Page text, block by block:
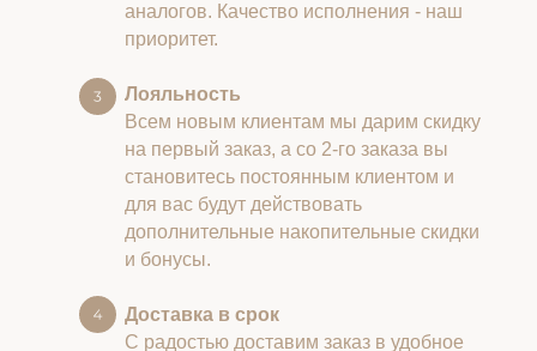
аналогов. Качество исполнения - наш
приоритет.
Лояльность
Всем новым клиентам мы дарим скидку
на первый заказ, а со 2-го заказа вы
становитесь постоянным клиентом и
для вас будут действовать
дополнительные накопительные скидки
и бонусы.
Доставка в срок
С радостью доставим заказ в удобное